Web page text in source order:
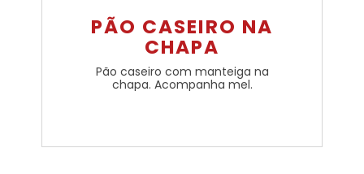
PÃO CASEIRO NA
CHAPA
Pão caseiro com manteiga na
chapa. Acompanha mel.